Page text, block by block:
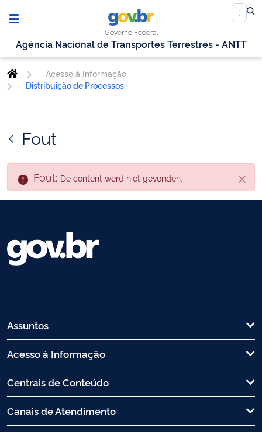
Governo Federal
Agência Nacional de Transportes Terrestres - ANTT
Acesso à Informação
Distribuição de Processos
Fout
Fout: De content werd niet gevonden.
Assuntos
Acesso à Informação
Centrais de Conteúdo
Canais de Atendimento